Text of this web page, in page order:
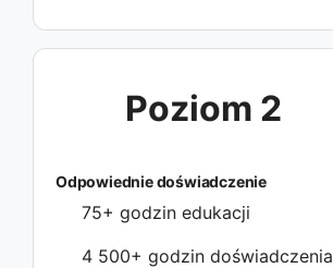
Poziom 2
Odpowiednie doświadczenie
75+ godzin edukacji
4 500+ godzin doświadczenia